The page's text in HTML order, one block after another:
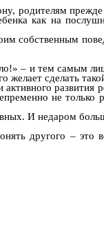
родителям
как на
собственным
– и тем самым
сделать
развития
не только
И недаром
другого – это